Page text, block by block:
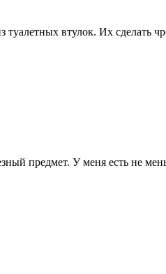
втулок. Их сделать
предмет. У меня есть не